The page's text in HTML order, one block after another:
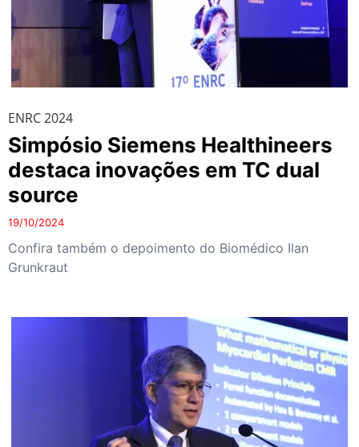
ENRC 2024
Simpósio Siemens Healthineers
destaca inovações em TC dual
source
19/10/2024
Confira também o depoimento do Biomédico Ilan
Grunkraut